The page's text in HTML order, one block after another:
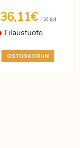
36,11€ / 20 kpl
Tilaustuote